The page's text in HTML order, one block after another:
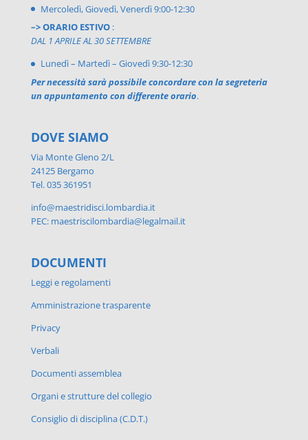
Mercoledì, Giovedì, Venerdì 9:00-12:30
–> ORARIO ESTIVO:
DAL 1 APRILE AL 30 SETTEMBRE
Lunedì – Martedì – Giovedì 9:30-12:30
Per necessità sarà possibile concordare con la segreteria
un appuntamento con differente orario.
DOVE SIAMO
Via Monte Gleno 2/L
24125 Bergamo
Tel. 035 361951
info@maestridisci.lombardia.it
PEC: maestriscilombardia@legalmail.it
DOCUMENTI
Leggi e regolamenti
Amministrazione trasparente
Privacy
Verbali
Documenti assemblea
Organi e strutture del collegio
Consiglio di disciplina (C.D.T.)